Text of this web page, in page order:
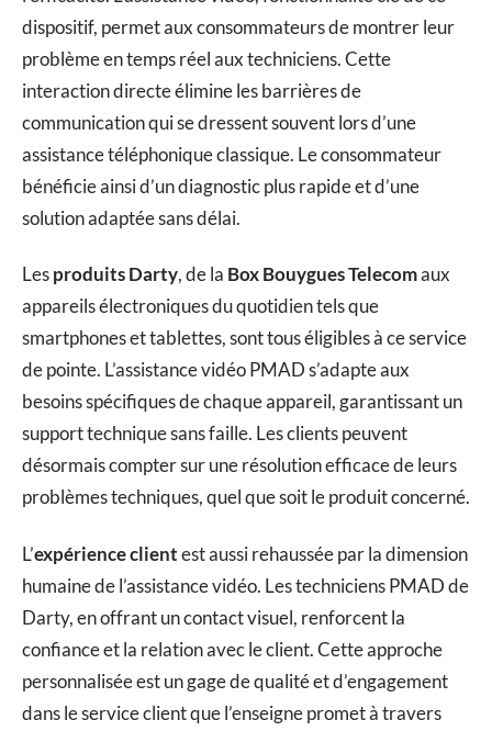
dispositif, permet aux consommateurs de montrer leur
problème en temps réel aux techniciens. Cette
interaction directe élimine les barrières de
communication qui se dressent souvent lors d’une
assistance téléphonique classique. Le consommateur
bénéficie ainsi d’un diagnostic plus rapide et d’une
solution adaptée sans délai.
Lesproduits Darty, de la Box Bouygues Telecomaux
appareils électroniques du quotidien tels que
smartphones et tablettes, sont tous éligibles à ce service
de pointe. L’assistance vidéo PMAD s’adapte aux
besoins spécifiques de chaque appareil, garantissant un
support technique sans faille. Les clients peuvent
désormais compter sur une résolution efficace de leurs
problèmes techniques, quel que soit le produit concerné.
L’expérience clientest aussi rehaussée par la dimension
humaine de l’assistance vidéo. Les techniciens PMAD de
Darty, en offrant un contact visuel, renforcent la
confiance et la relation avec le client. Cette approche
personnalisée est un gage de qualité et d’engagement
dans le service client que l’enseigne promet à travers